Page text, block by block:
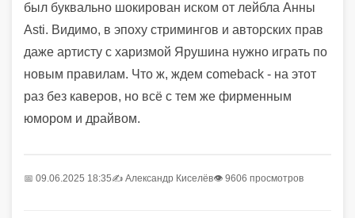
был буквально шокирован иском от лейбла Анны
Asti. Видимо, в эпоху стримингов и авторских прав
даже артисту с харизмой Ярушина нужно играть по
новым правилам. Что ж, ждем comeback - на этот
раз без каверов, но всё с тем же фирменным
юмором и драйвом.
📅 09.06.2025 18:35✍️ Александр Киселёв👁 9606 просмотров